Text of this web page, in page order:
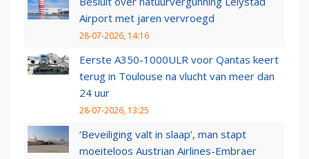
Airport met jaren vervroegd
28-07-2026, 14:16
Eerste A350-1000ULR voor Qantas keert
terug in Toulouse na vlucht van meer dan
24 uur
28-07-2026, 13:25
‘Beveiliging valt in slaap’, man stapt
moeiteloos Austrian Airlines-Embraer